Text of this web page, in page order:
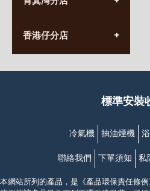
香港堅尼地城卑路乍街
(堅尼地城地鐵站B出口)
營業時間:
(10:00am-20:30pm)
香港仔分店
營業時間:
香港香港仔成都道20-28號
(黃竹坑地鐵站轉4M專線小巴)
標準安裝
冷氣機 抽油煙機
聯絡我們 下單須知 私
本網站所列的產品，是《產品環保責任條